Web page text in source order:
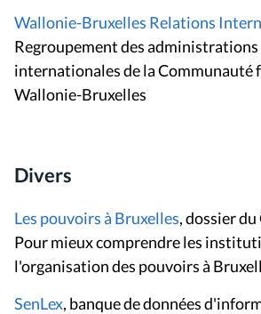
Wallonie-Bruxelles Relations
Regroupement des
internationales de la Communauté
Wallonie-Bruxelles
Divers
Les pouvoirs à Bruxelles, dossier du
Pour mieux comprendre les
l'organisation des pouvoirs à
SenLex, banque de données